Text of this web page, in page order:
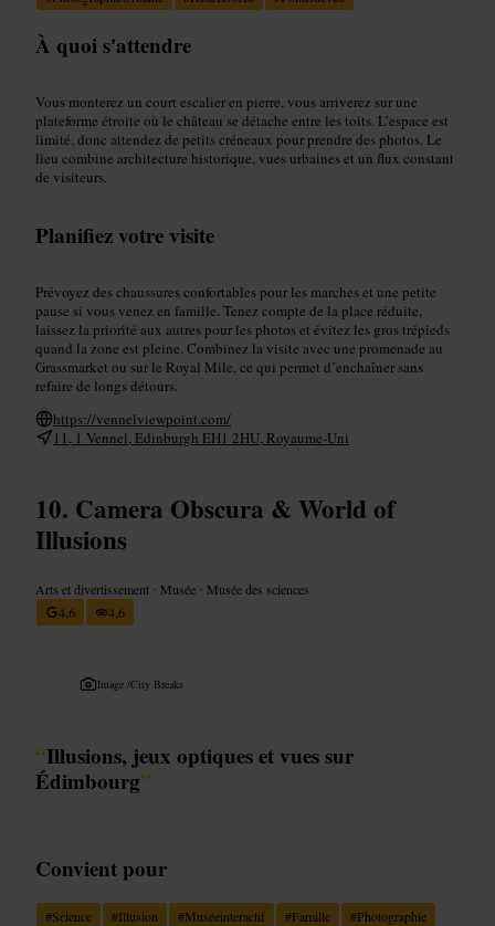
À quoi s'attendre
Vous monterez un court escalier en pierre, vous arriverez sur une
plateforme étroite où le château se détache entre les toits. L’espace est
limité, donc attendez de petits créneaux pour prendre des photos. Le
lieu combine architecture historique, vues urbaines et un flux constant
de visiteurs.
Planifiez votre visite
Prévoyez des chaussures confortables pour les marches et une petite
pause si vous venez en famille. Tenez compte de la place réduite,
laissez la priorité aux autres pour les photos et évitez les gros trépieds
quand la zone est pleine. Combinez la visite avec une promenade au
Grassmarket ou sur le Royal Mile, ce qui permet d’enchaîner sans
refaire de longs détours.
https://vennelviewpoint.com/
11, 1 Vennel, Edinburgh EH1 2HU, Royaume-Uni
Camera Obscura & World of
Illusions
Arts et divertissement • Musée • Musée des sciences
4,6
4,6
Image /City Breaks
“Illusions, jeux optiques et vues sur
Édimbourg”
Convient pour
#Science #Illusion #Muséeinteractif #Famille #Photographie